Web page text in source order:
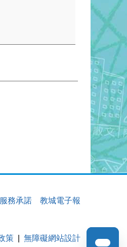
服務承諾 教城電子報
策 無障礙網站設計